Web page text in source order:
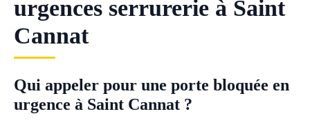
urgences serrurerie à Saint
Cannat
Qui appeler pour une porte bloquée en
urgence à Saint Cannat ?